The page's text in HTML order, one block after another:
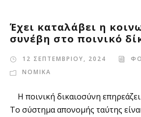
Έχει καταλάβει η
συνέβη στο ποινικό
12 ΣΕΠΤΕΜΒΡΙΟΥ, 2024
ΝΟΜΙΚΑ
Η ποινική δικαιοσύνη
Το σύστημα απονομής ταύτης